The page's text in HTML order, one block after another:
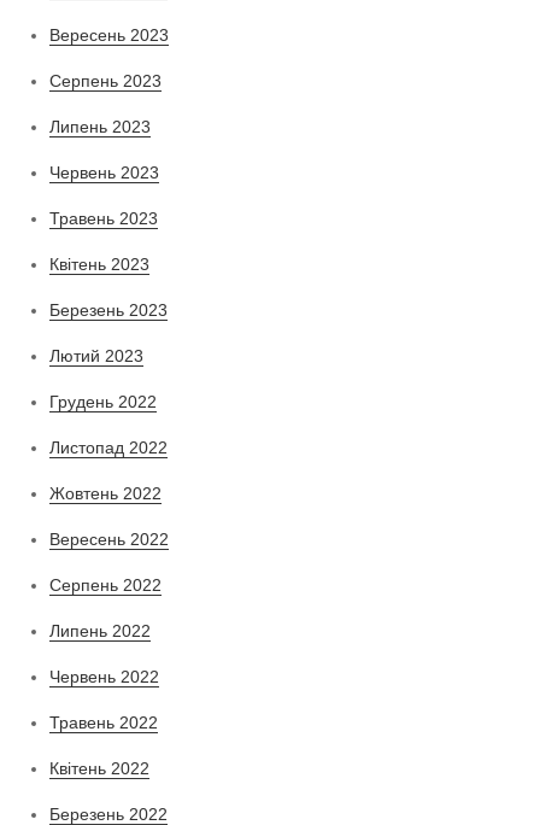
Вересень 2023
Серпень 2023
Липень 2023
Червень 2023
Травень 2023
Квітень 2023
Березень 2023
Лютий 2023
Грудень 2022
Листопад 2022
Жовтень 2022
Вересень 2022
Серпень 2022
Липень 2022
Червень 2022
Травень 2022
Квітень 2022
Березень 2022